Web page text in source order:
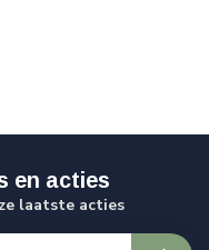
en acties
laatste acties